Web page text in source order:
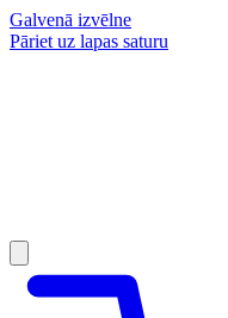
Galvenā izvēlne
Pāriet uz lapas saturu